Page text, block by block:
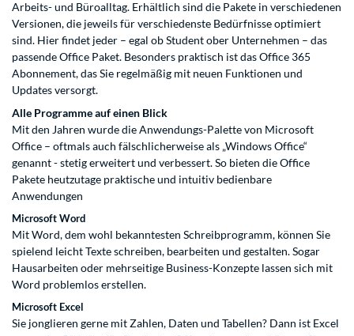
Arbeits- und Büroalltag. Erhältlich sind die Pakete in verschiedenen
Versionen, die jeweils für verschiedenste Bedürfnisse optimiert
sind. Hier findet jeder – egal ob Student ober Unternehmen – das
passende Office Paket. Besonders praktisch ist das Office 365
Abonnement, das Sie regelmäßig mit neuen Funktionen und
Updates versorgt.
Alle Programme auf einen Blick
Mit den Jahren wurde die Anwendungs-Palette von Microsoft
Office – oftmals auch fälschlicherweise als „Windows Office“
genannt - stetig erweitert und verbessert. So bieten die Office
Pakete heutzutage praktische und intuitiv bedienbare
Anwendungen
Microsoft Word
Mit Word, dem wohl bekanntesten Schreibprogramm, können Sie
spielend leicht Texte schreiben, bearbeiten und gestalten. Sogar
Hausarbeiten oder mehrseitige Business-Konzepte lassen sich mit
Word problemlos erstellen.
Microsoft Excel
Sie jonglieren gerne mit Zahlen, Daten und Tabellen? Dann ist Excel